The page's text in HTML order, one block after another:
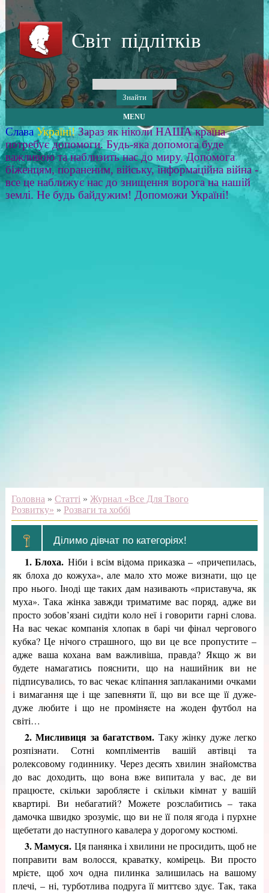
Світ підлітків
MENU
Слава Україні! Зараз як ніколи НАША країна
потребує допомоги. Будь-яка допомога буде
важливою та наблизить нас до миру. Допомога
біженцям, пораненим, війську, інформаційна війна -
все це наближує нас до знищення ворога на нашій
землі. Не будь байдужим! Допоможи Україні!
Головна » Статті » Журнал «Все Для Твого
Розвитку» » Розваги та хоббі
Ділимо дівчат по категоріях!
1. Блоха. Ніби і всім відома приказка – «причепилась,
як блоха до кожуха», але мало хто може визнати, що це
про нього. Іноді ще таких дам називають «приставуча, як
муха». Така жінка завжди триматиме вас поряд, адже ви
просто зобов’язані сидіти коло неї і говорити гарні слова.
На вас чекає компанія хлопак в барі чи фінал чергового
кубка? Це нічого страшного, що ви це все пропустите –
адже ваша кохана вам важливіша, правда? Якщо ж ви
будете намагатись пояснити, що на нашийник ви не
підписувались, то вас чекає кліпання заплаканими очками
і вимагання ще і ще запевняти її, що ви все ще її дуже-
дуже любите і що не проміняєте на жоден футбол на
світі…
2. Мисливиця за багатством.Таку жінку дуже легко
розпізнати. Сотні компліментів вашій автівці та
ролексовому годиннику. Через десять хвилин знайомства
до вас доходить, що вона вже випитала у вас, де ви
працюєте, скільки заробляєте і скільки кімнат у вашій
квартирі. Ви небагатий? Можете розслабитись – така
дамочка швидко зрозуміє, що ви не її поля ягода і пурхне
щебетати до наступного кавалера у дорогому костюмі.
3. Мамуся. Ця панянка і хвилини не просидить, щоб не
поправити вам волосся, краватку, комірець. Ви просто
мрієте, щоб хоч одна пилинка залишилась на вашому
плечі, – ні, турботлива подруга її миттєво здує. Так, така